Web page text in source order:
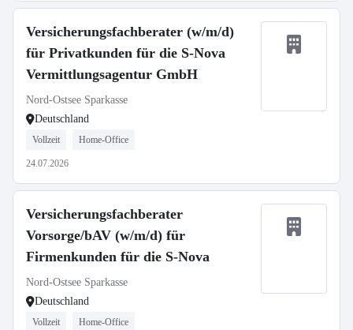
Versicherungsfachberater (w/m/d)
für Privatkunden für die S-Nova
Vermittlungsagentur GmbH
Nord-Ostsee Sparkasse
Deutschland
Vollzeit Home-Office
24.07.2026
Versicherungsfachberater
Vorsorge/bAV (w/m/d) für
Firmenkunden für die S-Nova
Nord-Ostsee Sparkasse
Deutschland
Vollzeit Home-Office